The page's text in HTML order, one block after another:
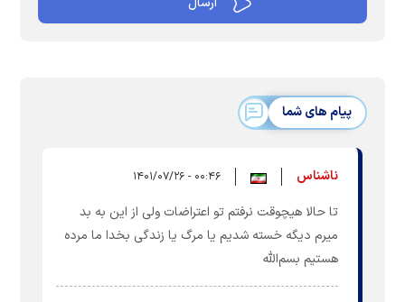
پیام های شما
ناشناس ۰۰:۴۶ - ۱۴۰۱/۰۷/۲۶
تا حالا هیچوقت نرفتم تو اعتراضات ولی از این به بد
میرم دیگه خسته شدیم یا مرگ یا زندگی بخدا ما مرده
هستيم بسم‌الله